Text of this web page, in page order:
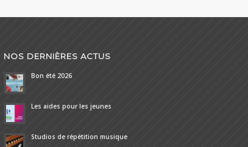
NOS DERNIÈRES ACTUS
Bon été 2026
Les aides pour les jeunes
Studios de répétition musique